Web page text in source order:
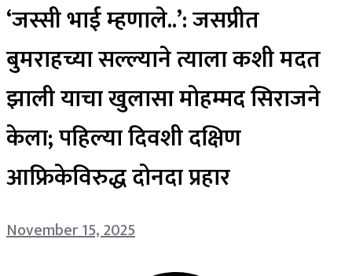
‘जस्सी भाई म्हणाले..’: जसप्रीत
बुमराहच्या सल्ल्याने त्याला कशी मदत
झाली याचा खुलासा मोहम्मद सिराजने
केला; पहिल्या दिवशी दक्षिण
आफ्रिकेविरुद्ध दोनदा प्रहार
November 15, 2025